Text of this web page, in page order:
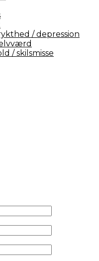
/ depression
/ skilsmisse